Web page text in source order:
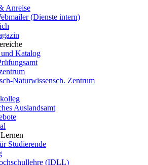
Anreise
(Dienste intern)
Katalog
Naturwissensch. Zentrum
Auslandsamt
Studierende
(IDLL)